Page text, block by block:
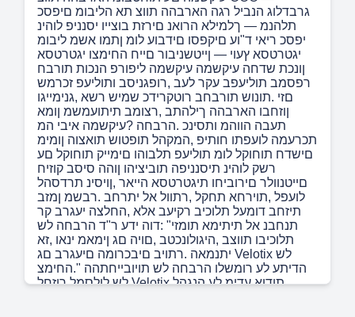
גרבדלוג הנביל רגה הארבהה תווצ תא הליבומ םיפסכ
תלהנמ — ךלמילא הרואנ םירזת בוצייו יסנניפ לוהינ
יפסכ ריאי ד"וע םיקפסו םידבוע לומ ןתמו אשמ ליבומ
יגטרטסא ץעוי — ןייטשניבור םייח החימצו יגטרטסא
ןונכת שדחה עיקשמה עיקשמה ליפורפ הנכות תורבח
רפסמב תוליעפב עקר לעב ,רופגניסב ותוליעפ זכרמש
םזי .תונוש תורבחב רוטקרידכ שמיש רשא ,גנימייגו
ןוזחבו הארבהה ךילהתב ,רצומב תיתועמשמ ןומא
תעבה הווהמ ותסינכ .הרבחה ?עיקשמה איבי המ
תכרעמה לועפתו חותיפ ,המקהל תופטוש תואצוה ןומימ
םישדח תוחוקל לומ תוליעפ תלבוהו םימייק תוחוקל םע
רשק לוהינ תיסנניפה תוביציהו ןוהה סיסב קוזיח
םייטנוולר םירוביחו תיגטרטסא הייאר ,ןויסינ תרדסהל
לועפל ,תוירחא תחקל ,רתוול אל יתרחב .רבשמ ןמזב
תיזחב דומעל תלוכיב רקיעב אלא ,החלצה יעגרב קר
תנחבנ אל תיתימא תומזי" :דוה ידע ר"ד הרבחה לש
תלוכיבו תווצב ,היגולונכטב ,םויה םג ןימאמ ינאו ,זא
יתנמאה .רתויב םיבכרומה םיעגרב םג Velotix לש
הדיתע לע רומשלו הרבחה לש תויובייחתהה ".החימצ
לש לולסמל רוזחל Velotix תודוא עדימ לע הנגהל